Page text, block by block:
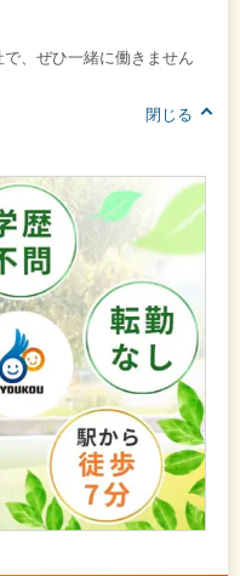
、ぜひ一緒に働きません
閉じる